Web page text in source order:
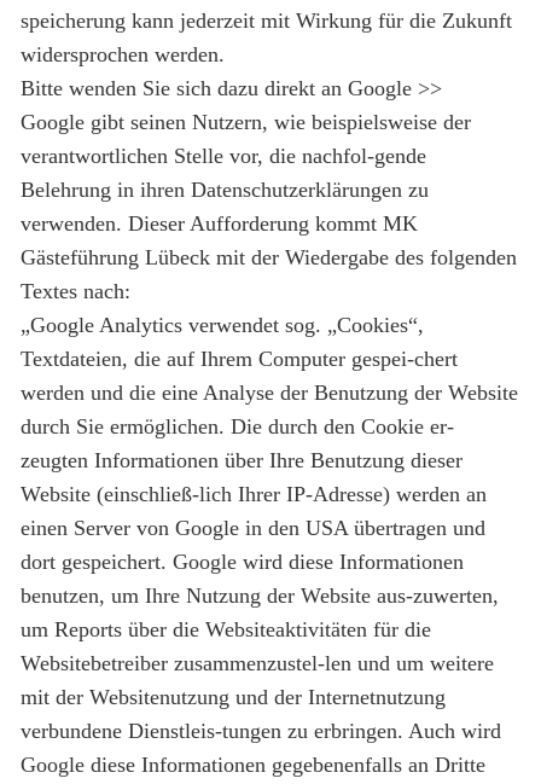
speicherung kann jederzeit mit Wirkung für die Zukunft
widersprochen werden.
Bitte wenden Sie sich dazu direkt an Google >>
Google gibt seinen Nutzern, wie beispielsweise der
verantwortlichen Stelle vor, die nachfol-gende
Belehrung in ihren Datenschutzerklärungen zu
verwenden. Dieser Aufforderung kommt MK
Gästeführung Lübeck mit der Wiedergabe des folgenden
Textes nach:
„Google Analytics verwendet sog. „Cookies“,
Textdateien, die auf Ihrem Computer gespei-chert
werden und die eine Analyse der Benutzung der Website
durch Sie ermöglichen. Die durch den Cookie er-
zeugten Informationen über Ihre Benutzung dieser
Website (einschließ-lich Ihrer IP-Adresse) werden an
einen Server von Google in den USA übertragen und
dort gespeichert. Google wird diese Informationen
benutzen, um Ihre Nutzung der Website aus-zuwerten,
um Reports über die Websiteaktivitäten für die
Websitebetreiber zusammenzustel-len und um weitere
mit der Websitenutzung und der Internetnutzung
verbundene Dienstleis-tungen zu erbringen. Auch wird
Google diese Informationen gegebenenfalls an Dritte